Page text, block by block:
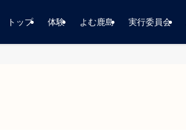
トップ 体験 よむ鹿島 実行委員会